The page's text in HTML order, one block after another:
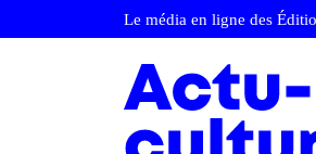
Le média en ligne des